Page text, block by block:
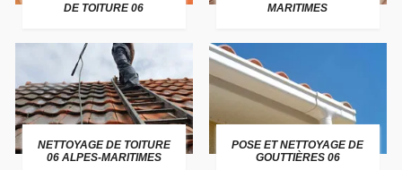
DE TOITURE 06
MARITIMES
NETTOYAGE DE TOITURE
06 ALPES-MARITIMES
POSE ET NETTOYAGE DE
GOUTTIÈRES 06